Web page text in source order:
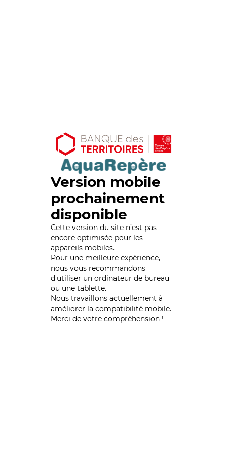
Version mobile
prochainement
disponible
Cette version du site n’est pas
encore optimisée pour les
appareils mobiles.
Pour une meilleure expérience,
nous vous recommandons
d'utiliser un ordinateur de bureau
ou une tablette.
Nous travaillons actuellement à
améliorer la compatibilité mobile.
Merci de votre compréhension !